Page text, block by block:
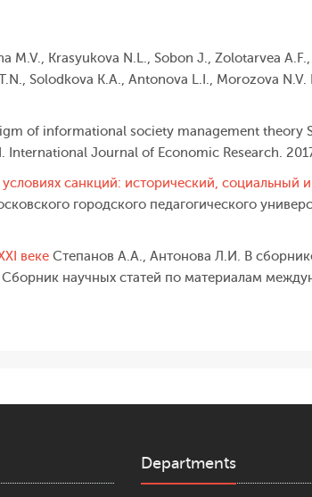
M.V., Krasyukova N.L., Sobon J., Zolotarvea
Solodkova K.A., Antonova L.I., Morozova
of informational society management theory
International Journal of Economic Research.
санкций: исторический, социальный
городского педагогического
векеСтепанов А.А., Антонова Л.И. В
научных статей по материалам
Departments